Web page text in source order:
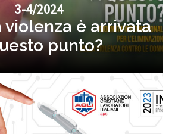
3-4/2024
violenza è arrivata
punto?